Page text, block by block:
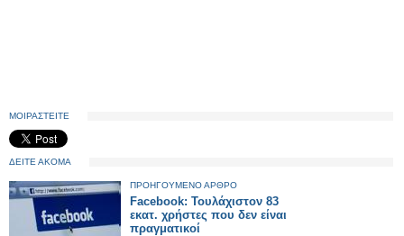
ΜΟΙΡΑΣΤΕΙΤΕ
ΔΕΙΤΕ ΑΚΟΜΑ
ΠΡΟΗΓΟΥΜΕΝΟ ΑΡΘΡΟ
Facebook: Τουλάχιστον 83
εκατ. χρήστες που δεν είναι
πραγματικοί